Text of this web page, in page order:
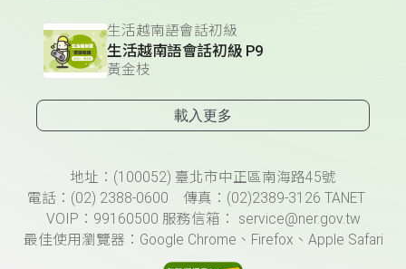
生活越南語會話初級
生活越南語會話初級 P9
黃金枝
載入更多
頁尾資訊地址：(100052) 臺北市中正區南海路45號
電話：(02) 2388-0600 傳真：(02)2389-3126 TANET
VOIP：99160500 服務信箱： service@ner.gov.tw
最佳使用瀏覽器：Google Chrome、Firefox、Apple Safari